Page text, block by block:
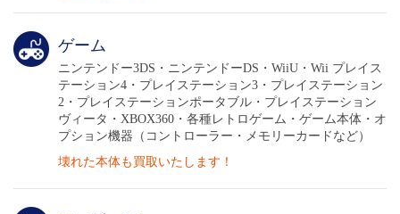
◆帽子
◆バンダナ
◆ペンライト
◆クリアファイル
◆キーホルダー
ゲーム
ニンテンドー3DS・ニンテンドーDS・WiiU・Wii プレイス
テーション4・プレイステーション3・プレイステーション
2・プレイステーションポータブル・プレイステーション
ヴィータ・XBOX360・各種レトロゲーム・ゲーム本体・オ
プション機器（コントローラー・メモリーカードなど）
壊れた本体も買取いたします！